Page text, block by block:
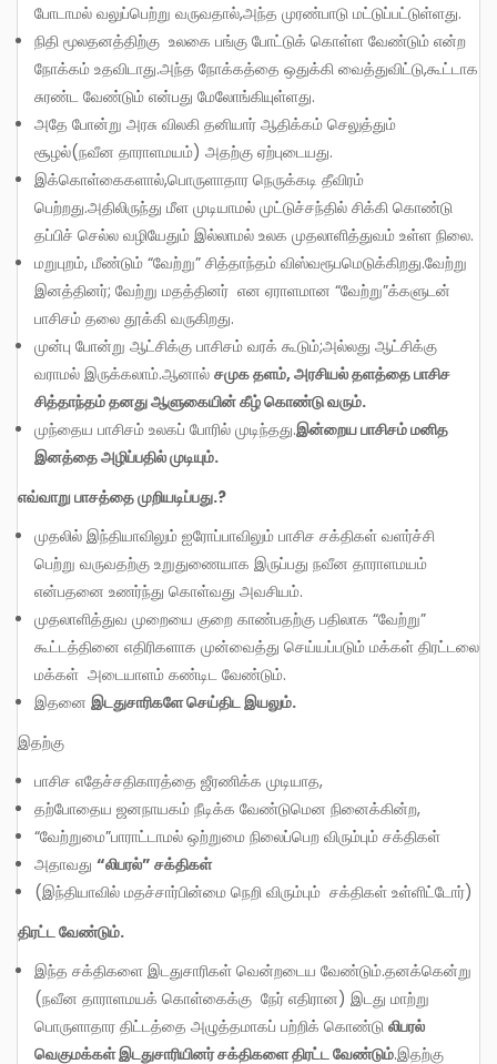
போடாமல் வலுப்பெற்று வருவதால்,அந்த முரண்பாடு மட்டுப்பட்டுள்ளது.
நிதி மூலதனத்திற்கு உலகை பங்கு போட்டுக் கொள்ள வேண்டும் என்ற
நோக்கம் உதவிடாது.அந்த நோக்கத்தை ஒதுக்கி வைத்துவிட்டு,கூட்டாக
சுரண்ட வேண்டும் என்பது மேலோங்கியுள்ளது.
அதே போன்று அரசு விலகி தனியார் ஆதிக்கம் செலுத்தும்
சூழல்(நவீன தாராளமயம்) அதற்கு ஏற்புடையது.
இக்கொள்கைகளால்,பொருளாதார நெருக்கடி தீவிரம்
பெற்றது.அதிலிருந்து மீள முடியாமல் முட்டுச்சந்தில் சிக்கி கொண்டு
தப்பிச் செல்ல வழியேதும் இல்லாமல் உலக முதலாளித்துவம் உள்ள நிலை.
மறுபுறம், மீண்டும் “வேற்று” சித்தாந்தம் விஸ்வரூபமெடுக்கிறது.வேற்று
இனத்தினர்; வேற்று மதத்தினர் என ஏராளமான “வேற்று”க்களுடன்
பாசிசம் தலை தூக்கி வருகிறது.
முன்பு போன்று ஆட்சிக்கு பாசிசம் வரக் கூடும்;அல்லது ஆட்சிக்கு
வராமல் இருக்கலாம்.ஆனால் சமுக தளம், அரசியல் தளத்தை பாசிச
சித்தாந்தம் தனது ஆளுகையின் கீழ் கொண்டு வரும்.
முந்தைய பாசிசம் உலகப் போரில் முடிந்தது.இன்றைய பாசிசம் மனித
இனத்தை அழிப்பதில் முடியும்.
எவ்வாறு பாசத்தை முறியடிப்பது.?
முதலில் இந்தியாவிலும் ஐரோப்பாவிலும் பாசிச சக்திகள் வளர்ச்சி
பெற்று வருவதற்கு உறுதுணையாக இருப்பது நவீன தாராளமயம்
என்பதனை உணர்ந்து கொள்வது அவசியம்.
முதலாளித்துவ முறையை குறை காண்பதற்கு பதிலாக “வேற்று”
கூட்டத்தினை எதிரிகளாக முன்வைத்து செய்யப்படும் மக்கள் திரட்டலை
மக்கள் அடையாளம் கண்டிட வேண்டும்.
இதனை இடதுசாரிகளே செய்திட இயலும்.
இதற்கு
பாசிச எதேச்சதிகாரத்தை ஜீரணிக்க முடியாத,
தற்போதைய ஜனநாயகம் நீடிக்க வேண்டுமென நினைக்கின்ற,
“வேற்றுமை”பாராட்டாமல் ஒற்றுமை நிலைப்பெற விரும்பும் சக்திகள்
அதாவது “லிபரல்” சக்திகள்
(இந்தியாவில் மதச்சார்பின்மை நெறி விரும்பும் சக்திகள் உள்ளிட்டோர்)
திரட்ட வேண்டும்.
இந்த சக்திகளை இடதுசாரிகள் வென்றடைய வேண்டும்.தனக்கென்று
(நவீன தாராளமயக் கொள்கைக்கு நேர் எதிரான) இடது மாற்று
பொருளாதார திட்டத்தை அழுத்தமாகப் பற்றிக் கொண்டு லிபரல்
வெகுமக்கள் இடதுசாரியினர் சக்திகளை திரட்ட வேண்டும்.இதற்கு